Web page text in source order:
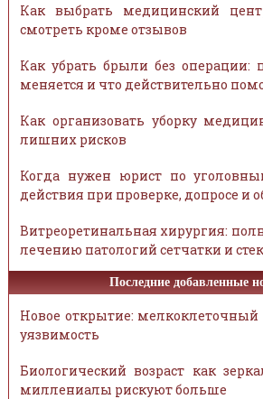
Как выбрать медицинский
смотреть кроме отзывов
Как убрать брыли без операции:
меняется и что действительно
Как организовать уборку
лишних рисков
Когда нужен юрист по
действия при проверке, допросе и
Витреоретинальная хирургия:
лечению патологий сетчатки и
Последние добавленные
Новое открытие:
уязвимость
Биологический возраст как
миллениалы рискуют больше